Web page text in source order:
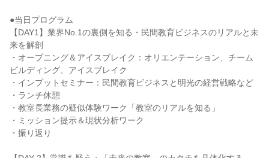
●当日プログラム
【DAY1】業界No.1の裏側を知る・民間教育ビジネスのリアルと未
来を解剖
・オープニング＆アイスブレイク：オリエンテーション、チーム
ビルディング、アイスブレイク
・インプットセミナー：民間教育ビジネスと明光の経営戦略など
・ランチ休憩
・教室長業務の疑似体験ワーク「教室のリアルを知る」
・ミッション提示＆現状分析ワーク
・振り返り